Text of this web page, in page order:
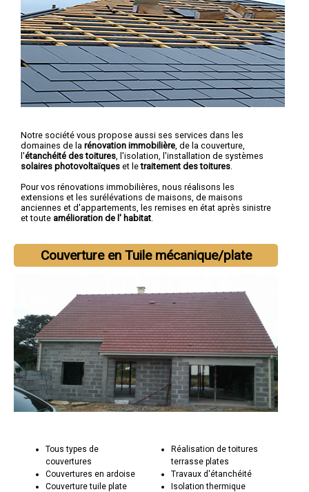
Notre société vous propose aussi ses services dans les
domaines de la rénovation immobilière , de la couverture,
l'étanchéité des toitures , l'isolation, l'installation de systèmes
solaires photovoltaïques et letraitement des toitures
Pour vos rénovations immobilières, nous réalisons les
extensions et les surélévations de maisons, de maisons
anciennes et d'appartements, les remises en état après sinistre
et toute amélioration de l' habitat
Couverture en Tuile mécanique/plate
Tous types de
couvertures
Couvertures en ardoise
Couverture tuile plate
Réalisation de toitures
terrasse plates
Travaux d'étanchéité
Isolation thermique